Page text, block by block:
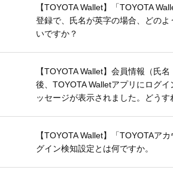
【TOYOTA Wallet】「TOYOTA
登録で、氏名が英字の場合、どのよ
いですか？
【TOYOTA Wallet】会員情報（氏
後、TOYOTA Walletアプリにログイ
ッセージが表示されました。どうす
【TOYOTA Wallet】「TOYOTAア
グイン検知設定とは何ですか。